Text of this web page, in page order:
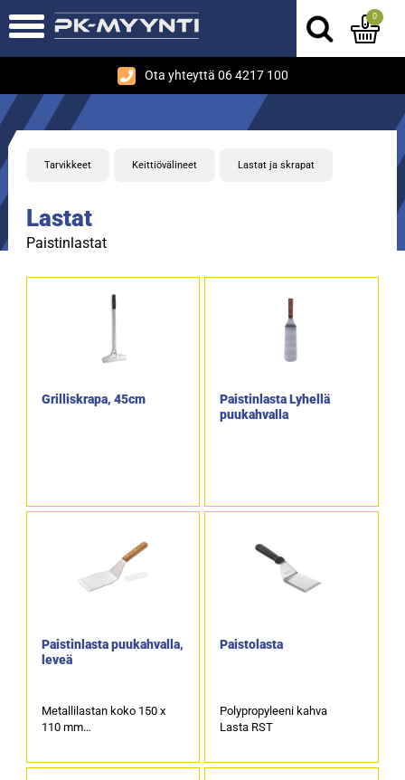
Ota yhteyttä 06 4217 100
0
Tarvikkeet Keittiövälineet Lastat ja skrapat
Lastat
Paistinlastat
Grilliskrapa, 45cm
Paistinlasta Lyhellä
puukahvalla
Paistinlasta puukahvalla,
leveä
Metallilastan koko 150 x
110 mm
Tuotekoodi: 4060.
Paistolasta
Polypropyleeni kahva
Lasta RST